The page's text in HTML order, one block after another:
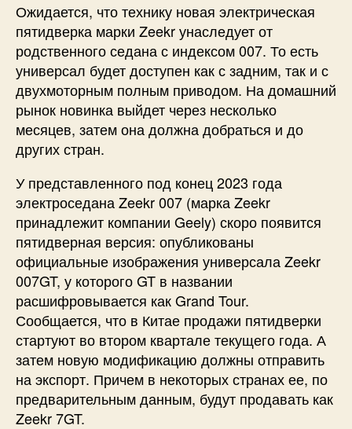
Ожидается, что технику новая электрическая
пятидверка марки Zeekr унаследует от
родственного седана с индексом 007. То есть
универсал будет доступен как с задним, так и с
двухмоторным полным приводом. На домашний
рынок новинка выйдет через несколько
месяцев, затем она должна добраться и до
других стран.
У представленного под конец 2023 года
электроседана Zeekr 007 (марка Zeekr
принадлежит компании Geely) скоро появится
пятидверная версия: опубликованы
официальные изображения универсала Zeekr
007GT, у которого GT в названии
расшифровывается как Grand Tour.
Сообщается, что в Китае продажи пятидверки
стартуют во втором квартале текущего года. А
затем новую модификацию должны отправить
на экспорт. Причем в некоторых странах ее, по
предварительным данным, будут продавать как
Zeekr 7GT.